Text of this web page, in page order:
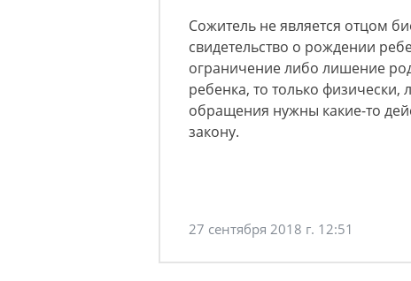
Сожитель не является отцом
свидетельство о рождении
ограничение либо лишение
ребенка, то только
обращения нужны какие-то
закону.
27 сентября 2018 г. 12:51